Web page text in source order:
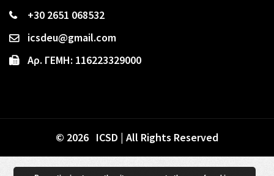
+30 2651 068532
icsdeu@gmail.com
Αρ. ΓΕΜΗ: 116223329000
© 2026 ICSD | All Rights Reserved